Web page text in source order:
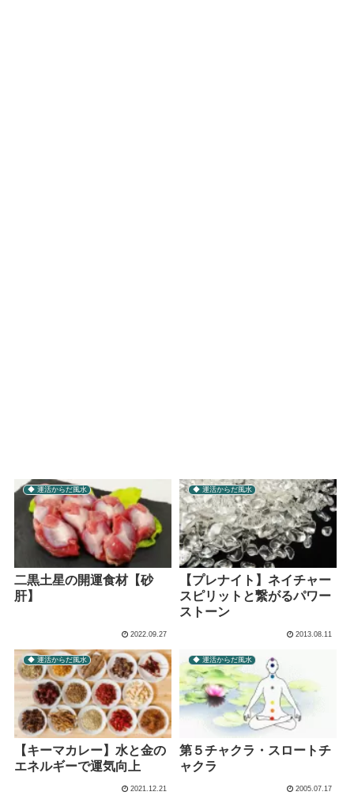
◆ 運活からだ風水
二黒土星の開運食材【砂
肝】
2022.09.27
◆ 運活からだ風水
【プレナイト】ネイチャー
スピリットと繋がるパワー
ストーン
2013.08.11
◆ 運活からだ風水
【キーマカレー】水と金の
エネルギーで運気向上
2021.12.21
◆ 運活からだ風水
第５チャクラ・スロートチ
ャクラ
2005.07.17